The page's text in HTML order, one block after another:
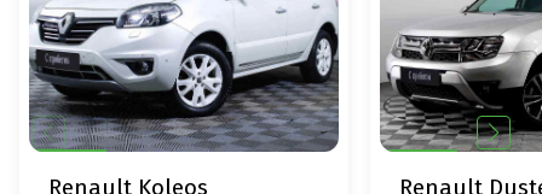
Renault Koleos Renault